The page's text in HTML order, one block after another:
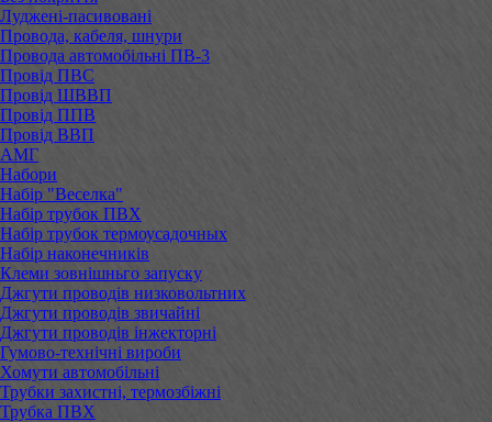
Луджені-пасивовані
Провода, кабеля, шнури
Провода автомобільні ПВ-3
Провід ПВС
Провід ШВВП
Провід ППВ
Провід ВВП
АМГ
Набори
Набір "Веселка"
Набір трубок ПВХ
Набір трубок термоусадочных
Набір наконечників
Клеми зовнішньго запуску
Джгути проводів низковольтних
Джгути проводів звичайні
Джгути проводів інжекторні
Гумово-технічні вироби
Хомути автомобільні
Трубки захистні, термозбіжні
Трубка ПВХ